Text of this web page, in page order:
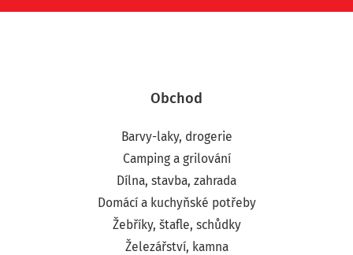
Obchod
Barvy-laky, drogerie
Camping a grilování
Dílna, stavba, zahrada
Domácí a kuchyňské potřeby
Žebříky, štafle, schůdky
Železářství, kamna